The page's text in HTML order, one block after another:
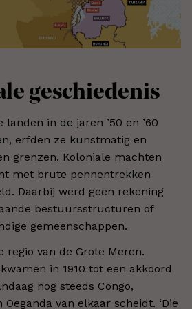
geschiedenis
landen in de jaren ’50 en ’60
erfden ze kunstmatig en
grenzen. Koloniale machten
met brute pennentrekken
Daarbij werd geen rekening
bestuursstructuren of
gemeenschappen.
regio van de Grote Meren.
in 1910 tot een akkoord
nog steeds Congo,
van elkaar scheidt. ‘Die